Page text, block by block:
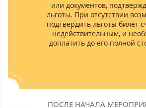
или документов,
льготы. При отсутствии
подтвердить льготы билет
недействительным, и
доплатить до его полной
ПОСЛЕ НАЧАЛА